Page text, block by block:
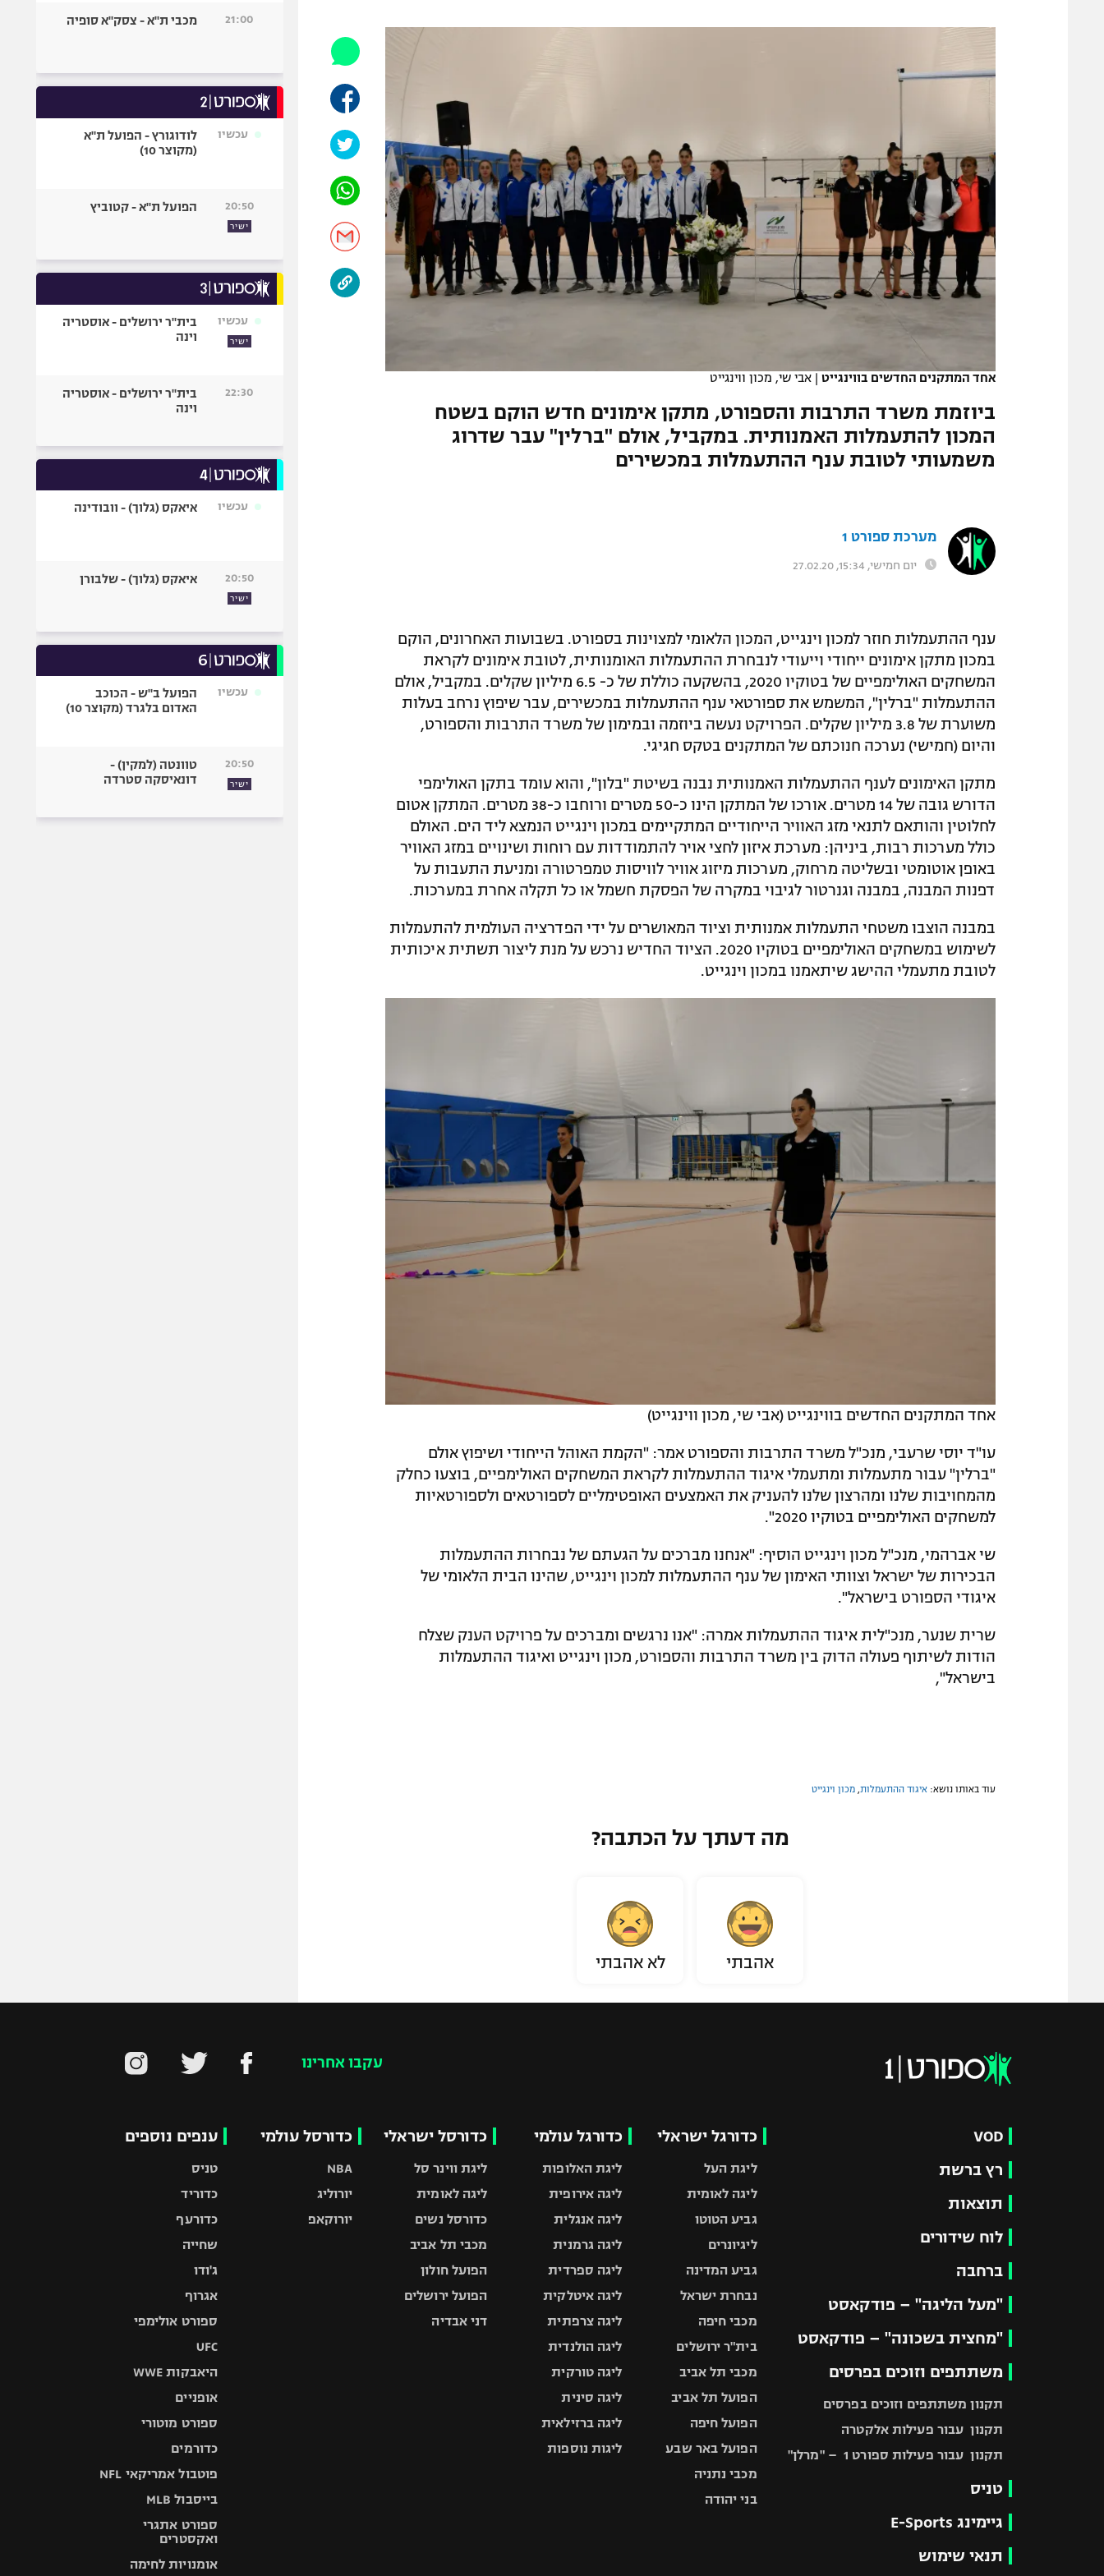
תקנון משתתפים וזוכים בפרסים
תקנון עבור פעילות ספורט 1 – "מרלן"
גיימינג E-Sports
תנאי שימוש
מדיניות פרטיות
תקנון פעילות ספורט 1
רשיון להקרנה פומבית לבית עסק
הצטרפות לחבילת הערוצים
לוח דרושים – ג'ובנט
המגזין
הפועל תל אביב
ליגה סינית
אופניים
כדורמים
פוטבול אמריקאי NFL
בייסבול MLB
ספורט אתגרי
אחד המתקנים החדשים בווינגייט | אבי שי, מכון ווינגייט
ביוזמת משרד התרבות והספורט, מתקן אימונים חדש הוקם בשטח
המכון להתעמלות האמנותית. במקביל, אולם "ברלין" עבר שדרוג
משמעותי לטובת ענף ההתעמלות במכשירים
מערכת ספורט 1
יום חמישי, 15:34, 27.02.20
ענף ההתעמלות חוזר למכון וינגייט, המכון הלאומי למצוינות בספורט. בשבועות האחרונים, הוקם
במכון מתקן אימונים ייחודי וייעודי לנבחרת ההתעמלות האומנותית, לטובת אימונים לקראת
המשחקים האולימפיים של בטוקיו 2020, בהשקעה כוללת של כ- 6.5 מיליון שקלים. במקביל, אולם
ההתעמלות "ברלין", המשמש את ספורטאי ענף ההתעמלות במכשירים, עבר שיפוץ נרחב בעלות
משוערת של 3.8 מיליון שקלים. הפרויקט נעשה ביוזמה ובמימון של משרד התרבות והספורט,
והיום (חמישי) נערכה חנוכתם של המתקנים בטקס חגיגי.
מתקן האימונים לענף ההתעמלות האמנותית נבנה בשיטת "בלון", והוא עומד בתקן האולימפי
הדורש גובה של 14 מטרים. אורכו של המתקן הינו כ-50 מטרים ורוחבו כ-38 מטרים. המתקן אטום
לחלוטין והותאם לתנאי מזג האוויר הייחודיים המתקיימים במכון וינגייט הנמצא ליד הים. האולם
כולל מערכות רבות, ביניהן: מערכת איזון לחצי אויר להתמודדות עם רוחות ושינויים במזג האוויר
באופן אוטומטי ובשליטה מרחוק, מערכות מיזוג אוויר לוויסות טמפרטורה ומניעת התעבות על
דפנות המבנה, במבנה וגנרטור לגיבוי במקרה של הפסקת חשמל או כל תקלה אחרת במערכות.
במבנה הוצבו משטחי התעמלות אמנותית וציוד המאושרים על ידי הפדרציה העולמית להתעמלות
לשימוש במשחקים האולימפיים בטוקיו 2020. הציוד החדיש נרכש על מנת ליצור תשתית איכותית
לטובת מתעמלי ההישג שיתאמנו במכון וינגייט.
אחד המתקנים החדשים בווינגייט (אבי שי, מכון ווינגייט)
עו"ד יוסי שרעבי, מנכ"ל משרד התרבות והספורט אמר: "הקמת האוהל הייחודי ושיפוץ אולם
"ברלין" עבור מתעמלות ומתעמלי איגוד ההתעמלות לקראת המשחקים האולימפיים, בוצעו כחלק
מהמחויבות שלנו ומהרצון שלנו להעניק את האמצעים האופטימליים לספורטאים ולספורטאיות
למשחקים האולימפיים בטוקיו 2020".
שי אברהמי, מנכ"ל מכון וינגייט הוסיף: "אנחנו מברכים על הגעתם של נבחרות ההתעמלות
הבכירות של ישראל וצוותי האימון של ענף ההתעמלות למכון וינגייט, שהינו הבית הלאומי של
איגודי הספורט בישראל".
שרית שנער, מנכ"לית איגוד ההתעמלות אמרה: "אנו נרגשים ומברכים על פרויקט הענק שצלח
הודות לשיתוף פעולה הדוק בין משרד התרבות והספורט, מכון וינגייט ואיגוד ההתעמלות
בישראל",
עוד באותו נושא: איגוד ההתעמלות מכון וינגייט
מה דעתך על הכתבה?
אהבתי לא אהבתי
21:00 מכבי ת"א - צסק"א סופיה
עכשיו
לודוגורץ - הפועל ת"א
(מקוצר 10)
20:50
ישיר
הפועל ת"א - קטוביץ
עכשיו
ישיר
בית"ר ירושלים - אוסטריה
וינה
22:30
בית"ר ירושלים - אוסטריה
וינה
עכשיו איאקס (גלוך) - וובודינה
20:50
ישיר
איאקס (גלוך) - שלבורן
עכשיו
הפועל ב"ש - הכוכב
האדום בלגרד (מקוצר 10)
20:50
ישיר
טוונטה (למקין) -
דונאיסקה סטרדה
עקבו אחרינו
VOD
רץ ברשת
תוצאות
לוח שידורים
ברחבה
"מעל הליגה" – פודקאסט
"מחצית בשכונה" – פודקאסט
משתתפים וזוכים בפרסים
תקנון משתתפים וזוכים בפרסים
תקנון עבור פעילות אלקטרה
תקנון עבור פעילות ספורט 1 – "מרלן"
טניס
גיימינג E-Sports
תנאי שימוש
כדורגל ישראלי
ליגת העל
ליגה לאומית
גביע הטוטו
ליגיונרים
גביע המדינה
נבחרת ישראל
מכבי חיפה
בית"ר ירושלים
מכבי תל אביב
הפועל תל אביב
הפועל חיפה
הפועל באר שבע
מכבי נתניה
בני יהודה
כדורגל עולמי
ליגת האלופות
ליגה אירופית
ליגה אנגלית
ליגה גרמנית
ליגה ספרדית
ליגה איטלקית
ליגה צרפתית
ליגה הולנדית
ליגה טורקית
ליגה סינית
ליגה ברזילאית
ליגות נוספות
כדורסל ישראלי
ליגת ווינר סל
ליגה לאומית
כדורסל נשים
מכבי תל אביב
הפועל חולון
הפועל ירושלים
דני אבדיה
כדורסל עולמי
NBA
יורוליג
יורוקאפ
ענפים נוספים
טניס
כדוריד
כדורעף
שחייה
ג'ודו
אגרוף
ספורט אולימפי
UFC
היאבקות WWE
אופניים
ספורט מוטורי
כדורמים
פוטבול אמריקאי NFL
בייסבול MLB
ספורט אתגרי
ואקסטרים
אומנויות לחימה